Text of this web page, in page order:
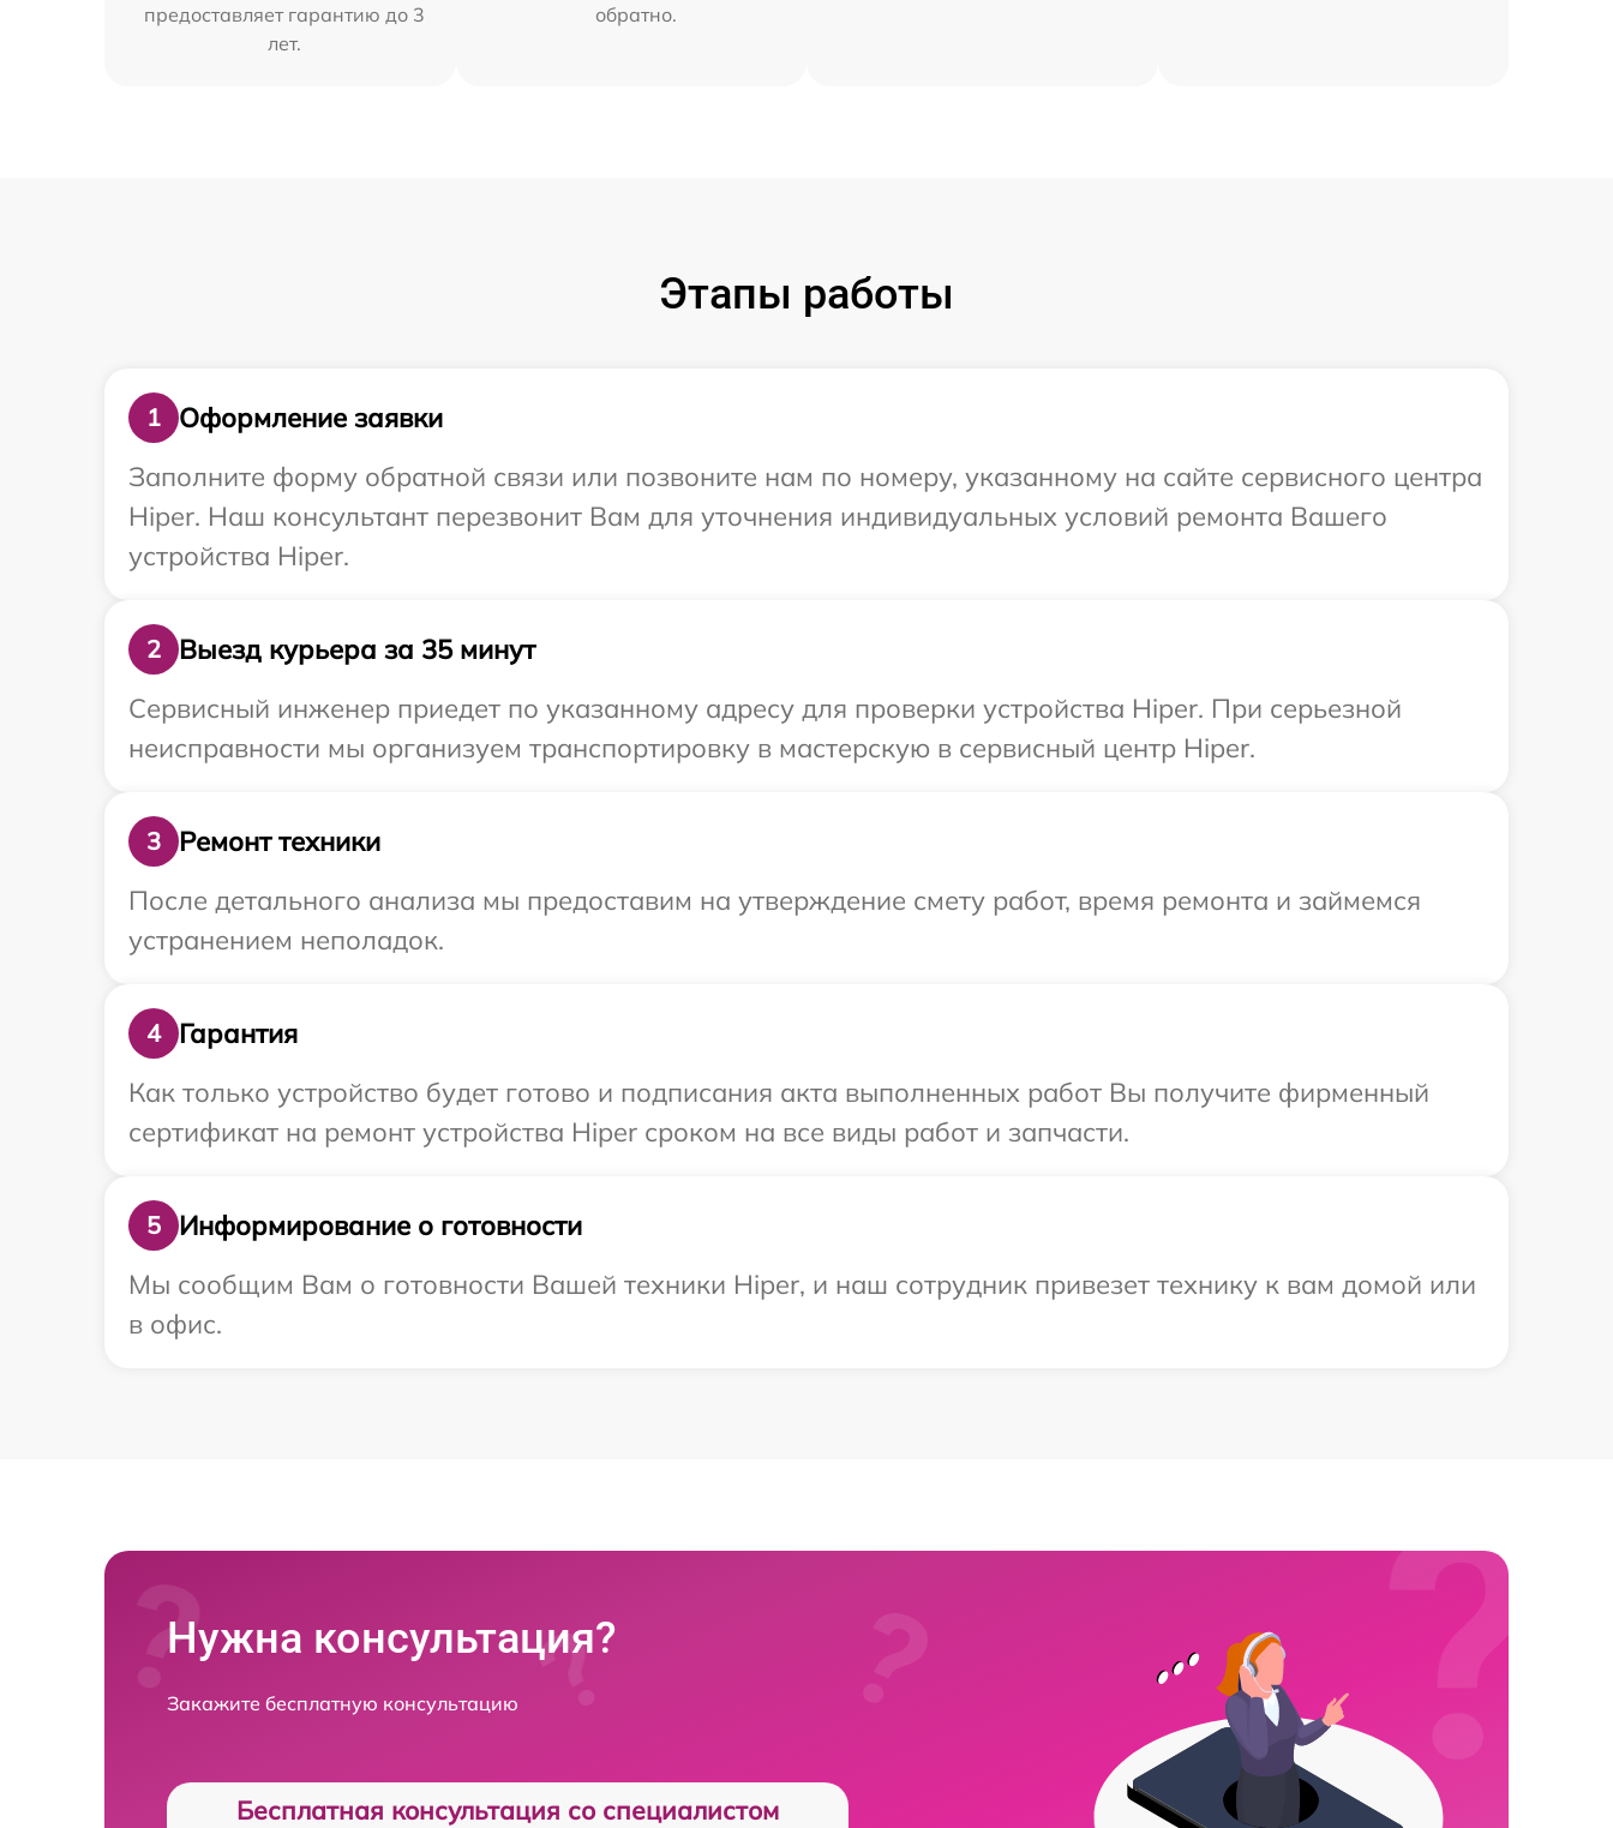
предоставляет гарантию до 3
лет.
обратно.
Этапы работы
1
Оформление заявки
Заполните форму обратной связи или позвоните нам по номеру, указанному на сайте сервисного центра
Hiper. Наш консультант перезвонит Вам для уточнения индивидуальных условий ремонта Вашего
устройства Hiper.
2
Выезд курьера за 35 минут
Сервисный инженер приедет по указанному адресу для проверки устройства Hiper. При серьезной
неисправности мы организуем транспортировку в мастерскую в сервисный центр Hiper.
3
Ремонт техники
После детального анализа мы предоставим на утверждение смету работ, время ремонта и займемся
устранением неполадок.
4
Гарантия
Как только устройство будет готово и подписания акта выполненных работ Вы получите фирменный
сертификат на ремонт устройства Hiper сроком на все виды работ и запчасти.
5
Информирование о готовности
Мы сообщим Вам о готовности Вашей техники Hiper, и наш сотрудник привезет технику к вам домой или
в офис.
Нужна консультация?
Закажите бесплатную консультацию
Бесплатная консультация со специалистом